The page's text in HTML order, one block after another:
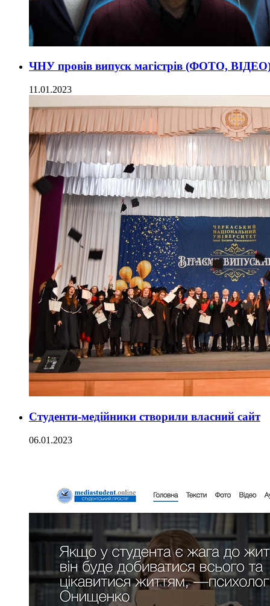
ЧНУ провів випуск магістрів (ФОТО,
11.01.2023
Студенти-медійники створили власний сайт
06.01.2023